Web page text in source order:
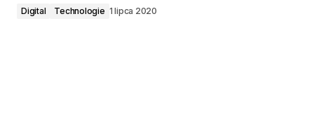
Digital Technologie 1 lipca 2020